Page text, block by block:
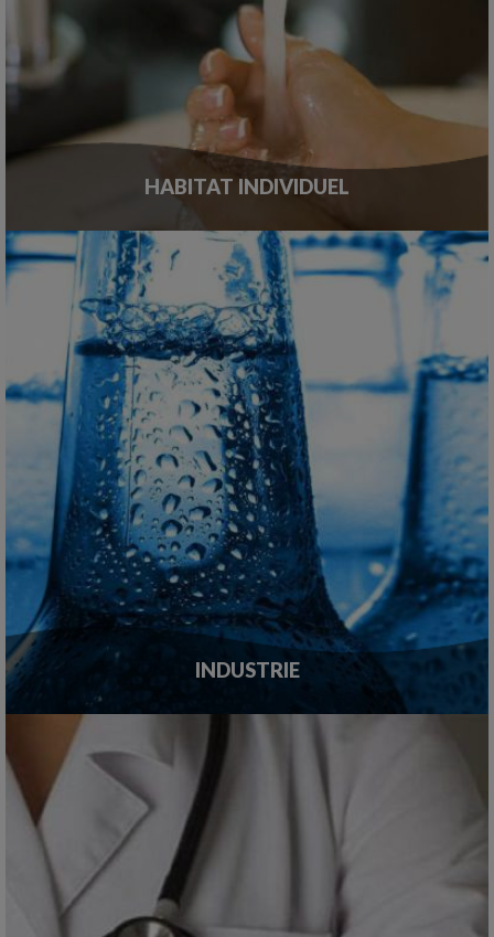
HABITAT INDIVIDUEL
INDUSTRIE